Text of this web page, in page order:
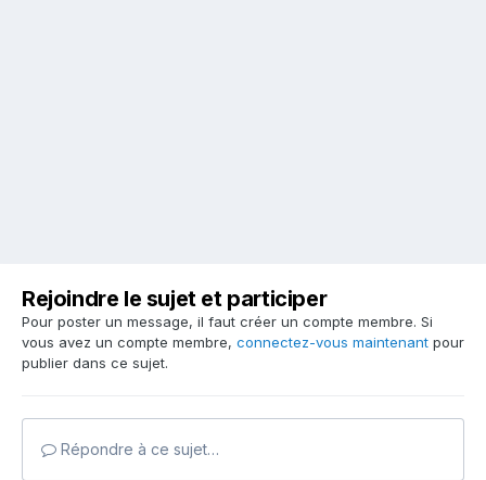
Rejoindre le sujet et participer
Pour poster un message, il faut créer un compte membre. Si
vous avez un compte membre, connectez-vous maintenant pour
publier dans ce sujet.
Répondre à ce sujet…